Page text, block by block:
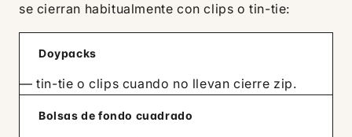
se cierran habitualmente con clips o tin-tie:
Doypacks
— tin-tie o clips cuando no llevan cierre zip.
Bolsas de fondo cuadrado